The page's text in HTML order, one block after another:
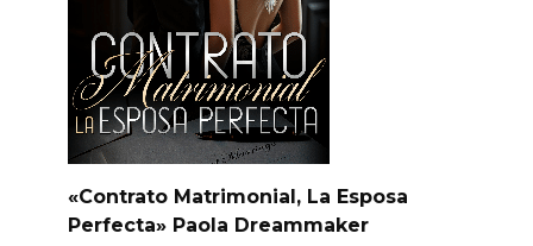
«Contrato Matrimonial, La Esposa
Perfecta» Paola Dreammaker